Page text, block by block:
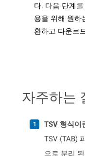
다. 다음 단계
용을 위해 원하
환하고 다운로
자주하는
TSV 형식이
TSV (TAB)
으로 분리